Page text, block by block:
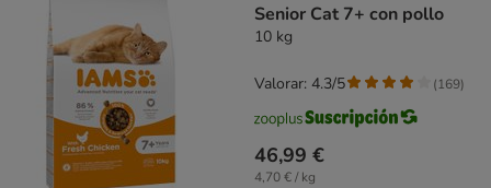
Senior Cat 7+ con pollo
10 kg
46,99 €
4,70 € / kg
Valorar: 4.3/5 (169)